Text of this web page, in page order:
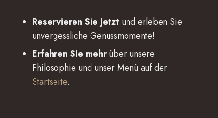
Reservieren Sie jetzt und erleben Sie
unvergessliche Genussmomente!
Erfahren Sie mehrüber unsere
Philosophie und unser Menü auf der
Startseite.